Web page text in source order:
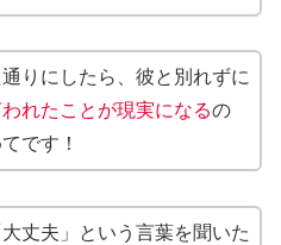
りにしたら、彼と別れずに
れたことが現実になるの
です！
丈夫」という言葉を聞いた